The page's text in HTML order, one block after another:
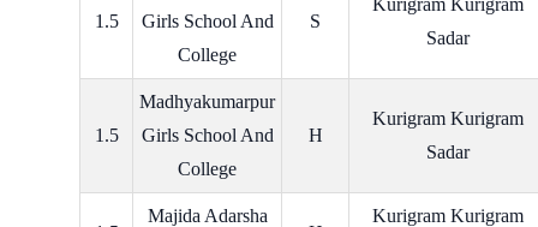
1.5
Girls School And
College
S
Kurigram Kurigram
Sadar
1.5
Madhyakumarpur
Girls School And
College
H
Kurigram Kurigram
Sadar
Majida Adarsha
Kurigram Kurigram